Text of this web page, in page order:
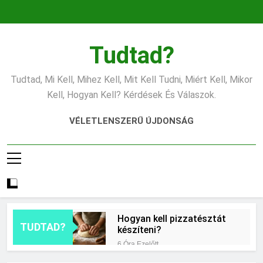
Tudtad?
Tudtad, Mi Kell, Mihez Kell, Mit Kell Tudni, Miért Kell, Mikor
Kell, Hogyan Kell? Kérdések És Válaszok.
VÉLETLENSZERŰ ÚJDONSÁG
TUDTAD?
Hogyan kell pizzatésztát
készíteni?
6 Óra Ezelőtt